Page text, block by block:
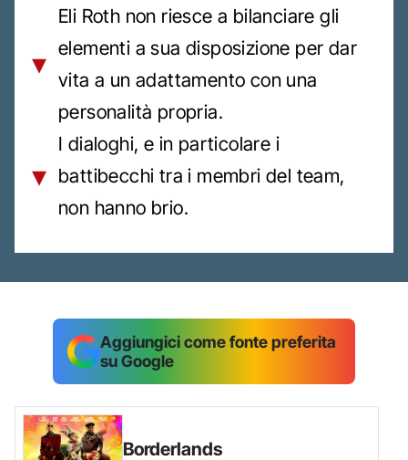
Eli Roth non riesce a bilanciare gli
elementi a sua disposizione per dar
vita a un adattamento con una
personalità propria.
I dialoghi, e in particolare i
battibecchi tra i membri del team,
non hanno brio.
Aggiungici come fonte preferita
su Google
Borderlands